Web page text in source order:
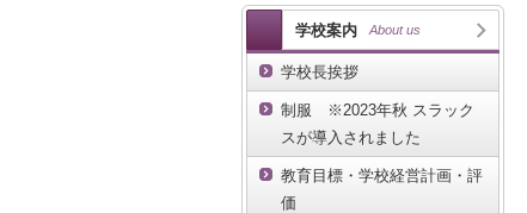
学校案内 About us
学校長挨拶
制服 ※2023年秋 スラック
スが導入されました
教育目標・学校経営計画・評
価